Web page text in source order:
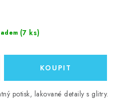
(7 ks)
potisk, lakované detaily s glitry.